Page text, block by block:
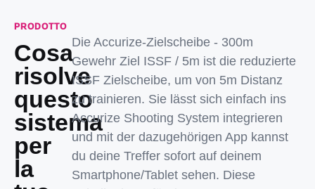
PRODOTTO
Cosa
risolve
questo
sistema
per
la
Die Accurize-Zielscheibe - 300m
Gewehr Ziel ISSF / 5m ist die reduzierte
ISSF Zielscheibe, um von 5m Distanz
zu trainieren. Sie lässt sich einfach ins
Accurize Shooting System integrieren
und mit der dazugehörigen App kannst
du deine Treffer sofort auf deinem
Smartphone/Tablet sehen. Diese